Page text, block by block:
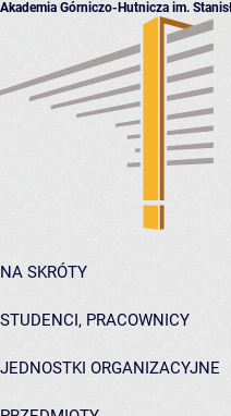
Akademia Górniczo-Hutnicza im.
NA SKRÓTY
STUDENCI, PRACOWNICY
JEDNOSTKI ORGANIZACYJNE